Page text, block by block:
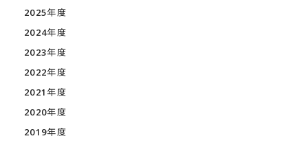
2025年度
2024年度
2023年度
2022年度
2021年度
2020年度
2019年度